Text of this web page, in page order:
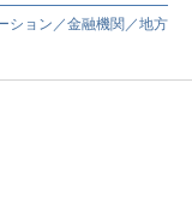
ション／金融機関／地方